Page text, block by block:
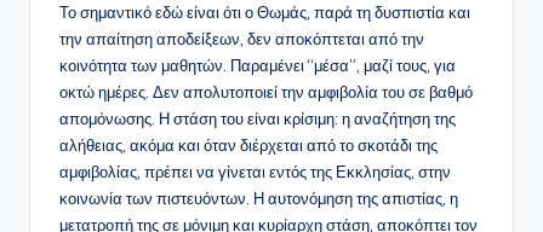
Το σημαντικό εδώ είναι ότι ο Θωμάς, παρά τη δυσπιστία και
την απαίτηση αποδείξεων, δεν αποκόπτεται από την
κοινότητα των μαθητών. Παραμένει “μέσα”, μαζί τους, για
οκτώ ημέρες. Δεν απολυτοποιεί την αμφιβολία του σε βαθμό
απομόνωσης. Η στάση του είναι κρίσιμη: η αναζήτηση της
αλήθειας, ακόμα και όταν διέρχεται από το σκοτάδι της
αμφιβολίας, πρέπει να γίνεται εντός της Εκκλησίας, στην
κοινωνία των πιστευόντων. Η αυτονόμηση της απιστίας, η
μετατροπή της σε μόνιμη και κυρίαρχη στάση, αποκόπτει τον